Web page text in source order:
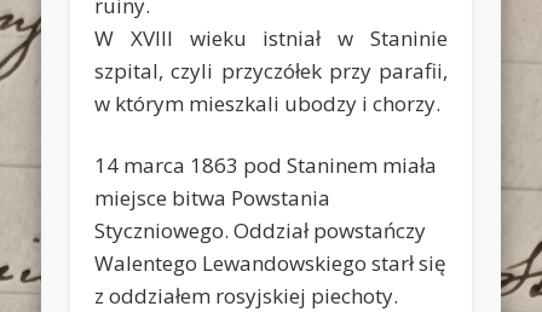
W XVIII wieku istniał w Staninie
szpital, czyli przyczółek przy parafii,
w którym mieszkali ubodzy i chorzy.
14 marca 1863 pod Staninem miała
miejsce bitwa Powstania
Styczniowego. Oddział powstańczy
Walentego Lewandowskiego starł się
z oddziałem rosyjskiej piechoty.